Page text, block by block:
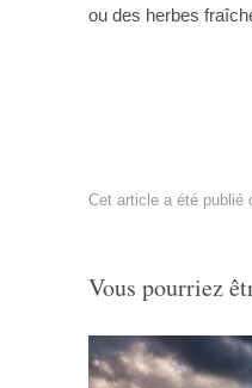
ou des herbes
Cet article a été publié
Vous pourriez